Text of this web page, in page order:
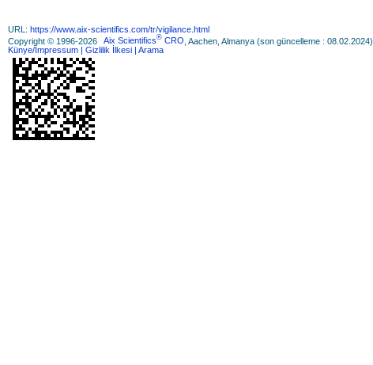
URL: https://www.aix-scientifics.com/tr/vigilance.html
Copyright © 1996-2026 Aix Scientifics® CRO , Aachen, Almanya (son güncelleme : 08.02.2024)
Künye/Impressum | Gizlilik İlkesi | Arama